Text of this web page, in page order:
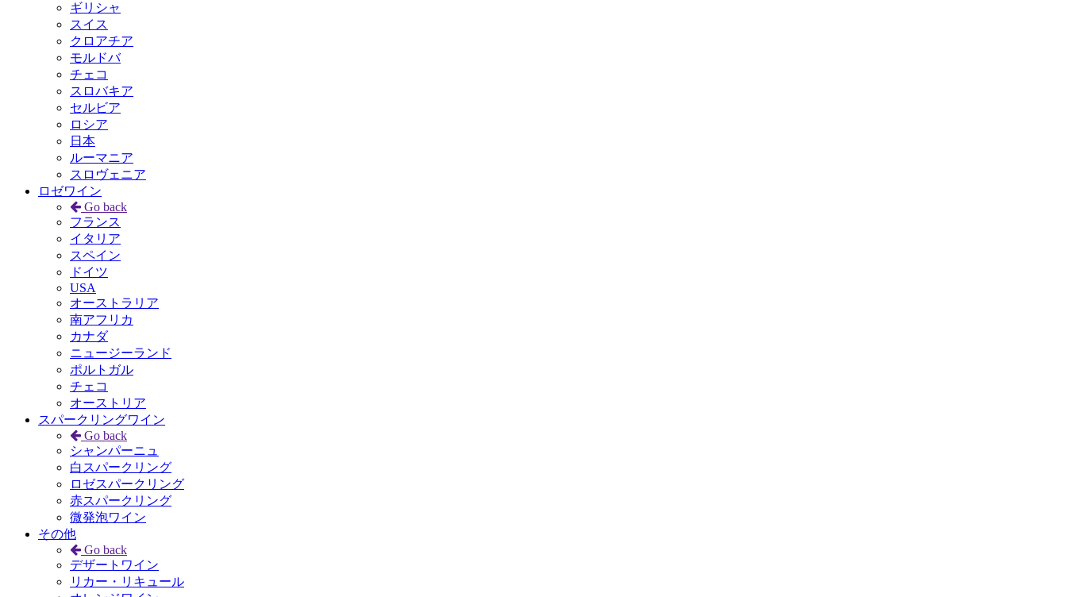
ギリシャ
スイス
クロアチア
モルドバ
チェコ
スロバキア
セルビア
ロシア
日本
ルーマニア
スロヴェニア
ロゼワイン
Go back
フランス
イタリア
スペイン
ドイツ
USA
オーストラリア
南アフリカ
カナダ
ニュージーランド
ポルトガル
チェコ
オーストリア
スパークリングワイン
Go back
シャンパーニュ
白スパークリング
ロゼスパークリング
赤スパークリング
微発泡ワイン
その他
Go back
デザートワイン
リカー・リキュール